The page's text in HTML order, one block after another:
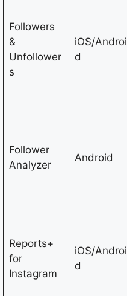
Followers
&
Unfollower
s
iOS/Androi
d
Follower
Analyzer
Android
Reports+
for
Instagram
iOS/Androi
d